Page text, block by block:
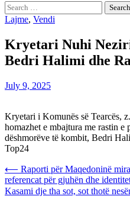
Search
for:
Lajme, Vendi
Kryetari Nuhi
Bedri Halimi dhe
July 9, 2025
Kryetari i Komunës së Tearcës,
homazhet e mbajtura me rastin e
dëshmorëve të kombit, Bedri
Top24
Post
navigation
⟵ Raporti për Maqedoninë
referencat për gjuhën dhe
Kasami dje tha sot, sot thotë